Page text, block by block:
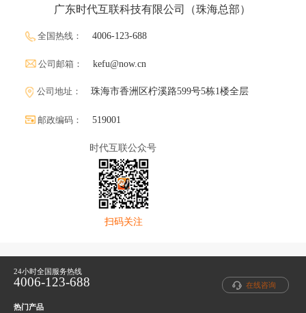
广东时代互联科技有限公司（珠海总部）
全国热线： 4006-123-688
公司邮箱： kefu@now.cn
公司地址： 珠海市香洲区柠溪路599号5栋1楼全层
邮政编码： 519001
时代互联公众号
扫码关注
24小时全国服务热线
4006-123-688 在线咨询
热门产品